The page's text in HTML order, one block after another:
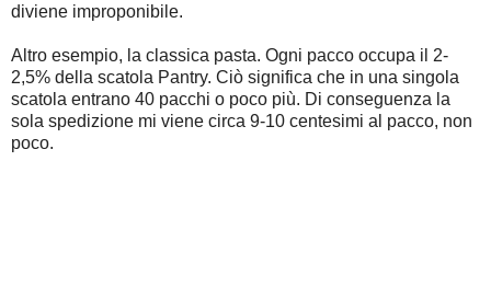
diviene improponibile.
Altro esempio, la classica pasta. Ogni pacco occupa il 2-
2,5% della scatola Pantry. Ciò significa che in una singola
scatola entrano 40 pacchi o poco più. Di conseguenza la
sola spedizione mi viene circa 9-10 centesimi al pacco, non
poco.